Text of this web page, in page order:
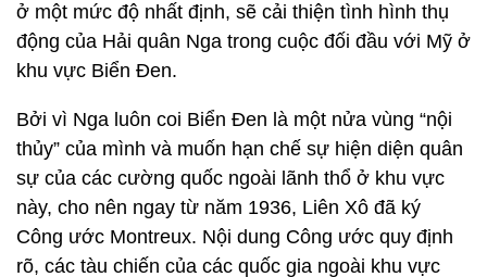
ở một mức độ nhất định, sẽ cải thiện tình hình thụ
động của Hải quân Nga trong cuộc đối đầu với Mỹ ở
khu vực Biển Đen.
Bởi vì Nga luôn coi Biển Đen là một nửa vùng “nội
thủy” của mình và muốn hạn chế sự hiện diện quân
sự của các cường quốc ngoài lãnh thổ ở khu vực
này, cho nên ngay từ năm 1936, Liên Xô đã ký
Công ước Montreux. Nội dung Công ước quy định
rõ, các tàu chiến của các quốc gia ngoài khu vực